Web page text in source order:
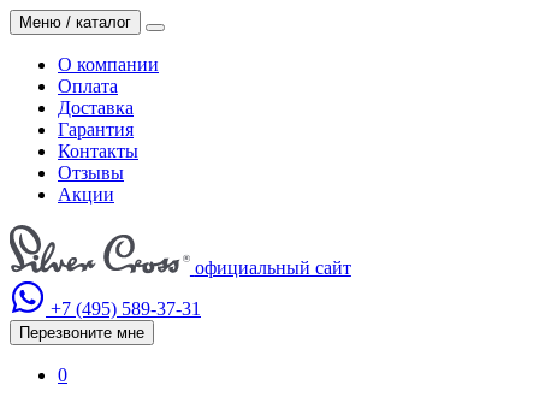
Меню / каталог
О компании
Оплата
Доставка
Гарантия
Контакты
Отзывы
Акции
официальный сайт
+7 (495) 589-37-31
Перезвоните мне
0